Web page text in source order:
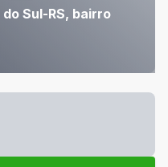
Sul-RS, bairro